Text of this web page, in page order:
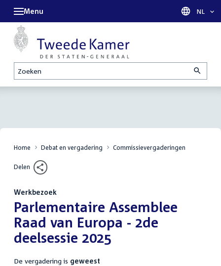
Zoeken
Menu Taal
NL
Home Debat en vergadering Commissievergaderingen
Delen
Werkbezoek
:Parlementaire Assemblee
Raad van Europa - 2de
deelsessie 2025
De vergadering is geweest